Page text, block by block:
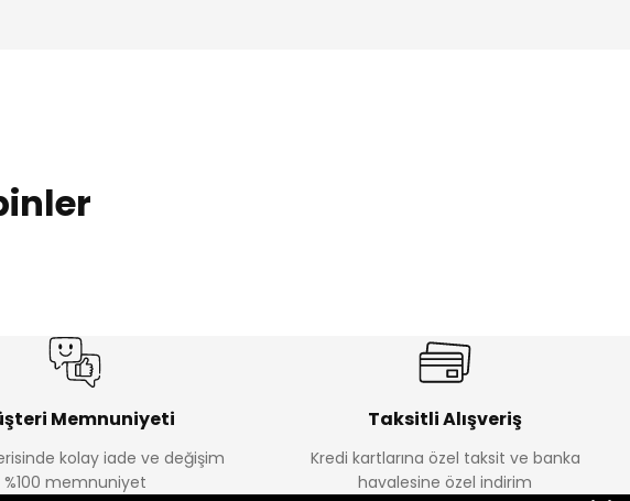
₺ 799
Memnuniyeti
kolay iade ve değişim
%100 memnuniyet
Taksitli Alışveriş
Kredi kartlarına özel taksit ve banka
havalesine özel indirim